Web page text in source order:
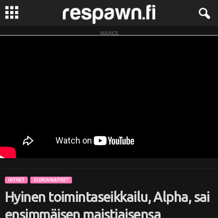
R
w
MAINOS
UUTISET ELOKUVAUUTISET
Hyinen toimintaseikkailu, Alpha, sai
ensimmäisen maistiaisensa